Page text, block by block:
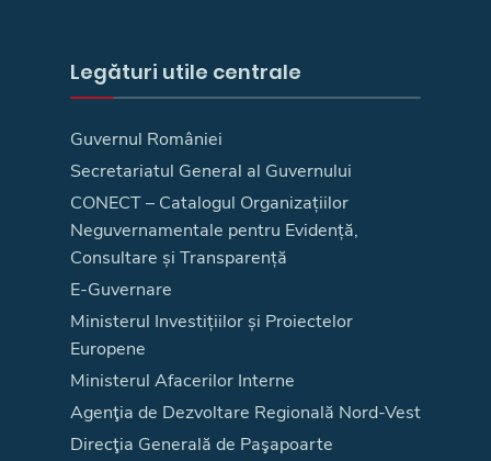
Legături utile centrale
Guvernul României
Secretariatul General al Guvernului
CONECT – Catalogul Organizațiilor
Neguvernamentale pentru Evidență,
Consultare și Transparență
E-Guvernare
Ministerul Investițiilor și Proiectelor
Europene
Ministerul Afacerilor Interne
Agenţia de Dezvoltare Regională Nord-Vest
Direcţia Generală de Paşapoarte